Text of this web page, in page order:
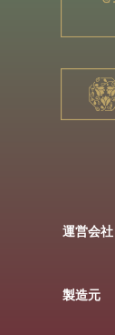
運営会社
製造元